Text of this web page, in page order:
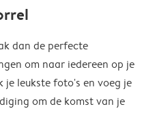
dan de perfecte
om naar iedereen op je
leukste foto's en voeg je
om de komst van je